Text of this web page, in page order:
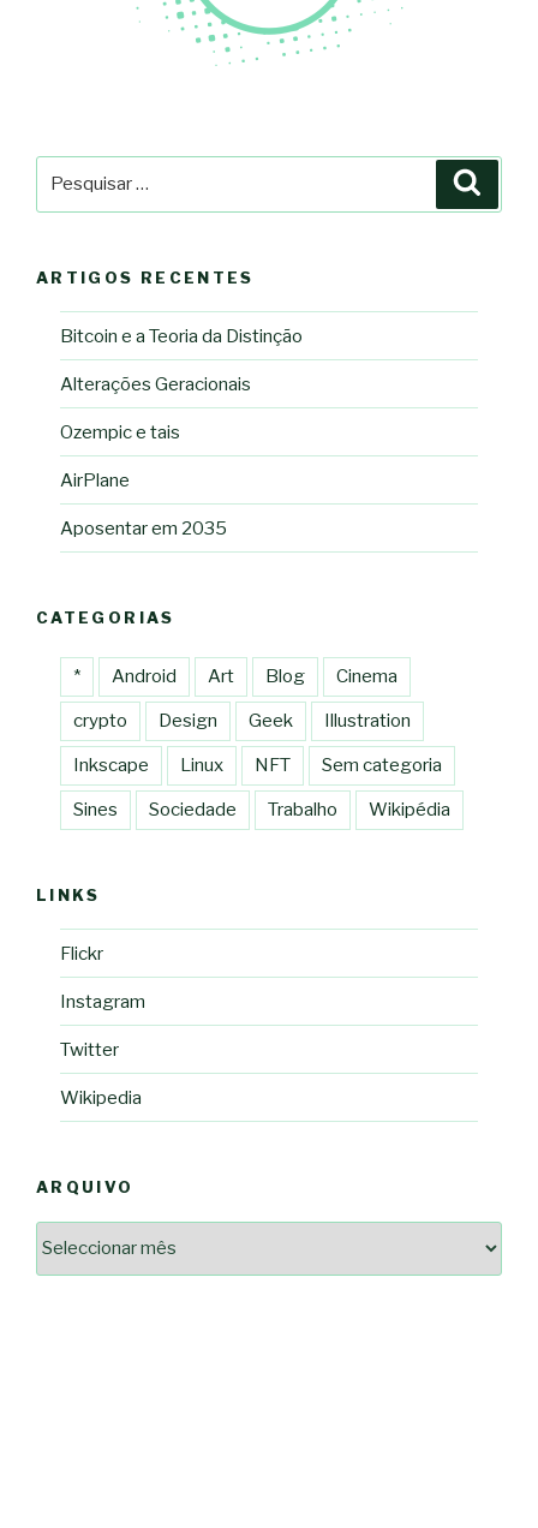
ARTIGOS RECENTES
Bitcoin e a Teoria da Distinção
Alterações Geracionais
Ozempic e tais
AirPlane
Aposentar em 2035
CATEGORIAS
* Android Art Blog Cinema
crypto Design Geek Illustration
Inkscape Linux NFT Sem categoria
Sines Sociedade Trabalho Wikipédia
LINKS
Flickr
Instagram
Twitter
Wikipedia
ARQUIVO